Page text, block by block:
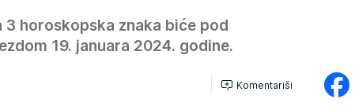
3 horoskopska znaka biće pod
19. januara 2024. godine.
Komentariši